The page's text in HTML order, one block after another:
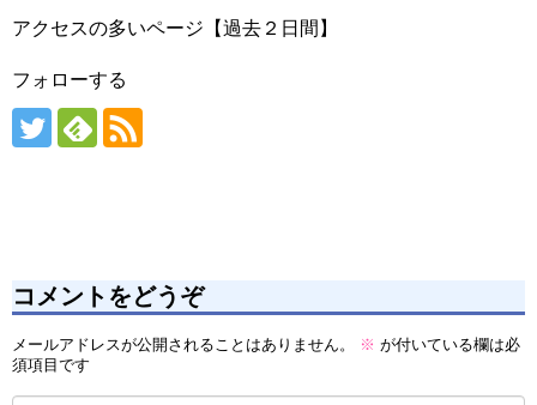
アクセスの多いページ【過去２日間】
フォローする
コメントをどうぞ
メールアドレスが公開されることはありません。 ※ が付いている欄は必
須項目です